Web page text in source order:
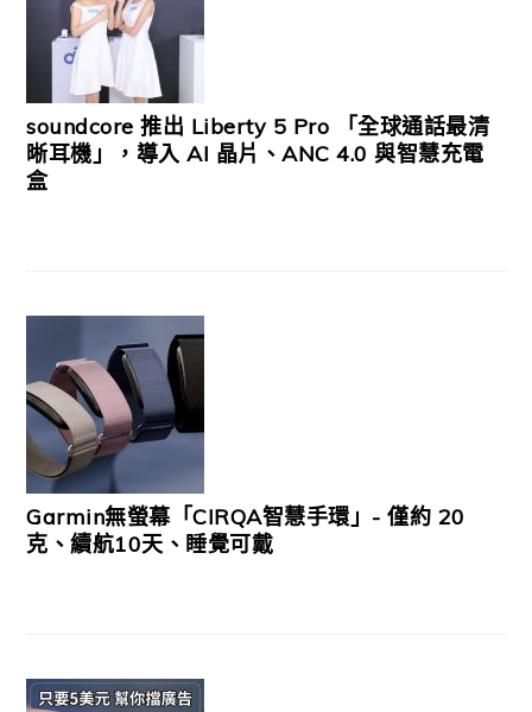
soundcore 推出 Liberty 5 Pro 「全球通話最清
晰耳機」，導入 AI 晶片、ANC 4.0 與智慧充電
盒
Garmin無螢幕「CIRQA智慧手環」- 僅約 20
克、續航10天、睡覺可戴